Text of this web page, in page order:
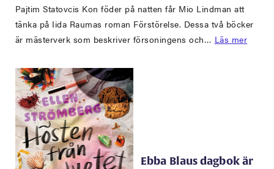
Pajtim Statovcis Kon föder på natten får Mio Lindman att
tänka på Iida Raumas roman Förstörelse. Dessa två böcker
är mästerverk som beskriver försoningens och… Läs mer
Ebba Blaus dagbok är